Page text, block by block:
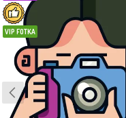
VIP FOTKA